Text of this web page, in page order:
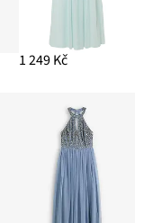
1 249 Kč